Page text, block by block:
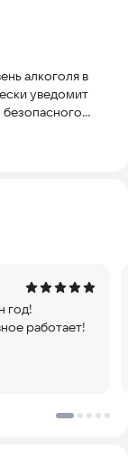
алкоголя в
уведомит
безопасного
история ваших
алкоголя
готовых
алкоголя
свои нужды.
Эрика Матео
учитывает
год!
работает!